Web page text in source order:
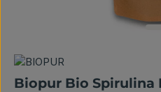
Biopur Bio Spirulina